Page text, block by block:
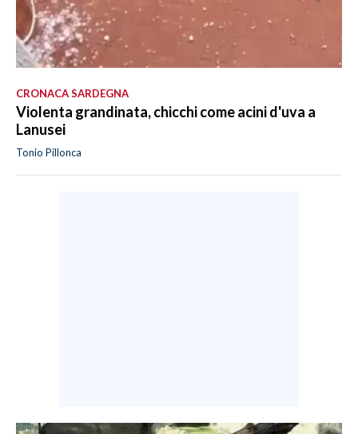
CRONACA SARDEGNA
Violenta grandinata, chicchi come acini d'uva a
Lanusei
Tonio Pillonca